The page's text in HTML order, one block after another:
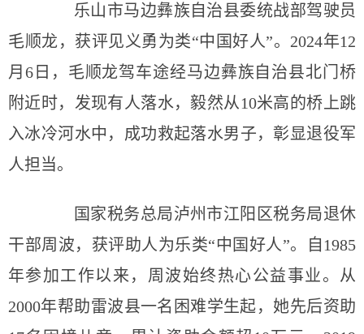
乐山市马边彝族自治县委统战部驾驶员
毛顺龙，获评见义勇为类“中国好人”。2024年12
月6日，毛顺龙驾车途经马边彝族自治县北门桥
附近时，发现有人落水，毅然从10米高的桥上跳
入冰冷河水中，成功救起落水男子，彰显退役军
人担当。
国家税务总局泸州市江阳区税务局退休
干部周波，获评助人为乐类“中国好人”。自1985
年参加工作以来，周波始终热心公益事业。从
2000年帮助雷波县一名困难学生起，她先后资助